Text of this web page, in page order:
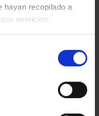
hayan recopilado a
servicios.